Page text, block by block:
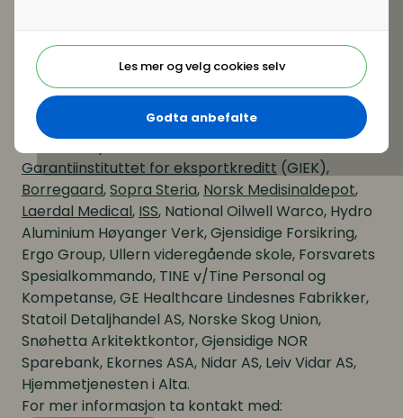
Les mer og velg cookies selv
Godta anbefalte
Development i Aker Solution
Madeleine Winger, HR Norge (Komitesekretær).
Tidligere prisvinnere:
Oljefondet,
Aars og Møller Medvind
Garantiinstituttet for eksportkreditt (GIEK),
Borregaard,Sopra Steria, Norsk Medisinaldepot,
Laerdal Medical, ISS, National Oilwell Warco, Hydro
Aluminium Høyanger Verk, Gjensidige Forsikring,
Ergo Group, Ullern videregående skole, Forsvarets
Spesialkommando, TINE v/Tine Personal og
Kompetanse, GE Healthcare Lindesnes Fabrikker,
Statoil Detaljhandel AS, Norske Skog Union,
Snøhetta Arkitektkontor, Gjensidige NOR
Sparebank, Ekornes ASA, Nidar AS, Leiv Vidar AS,
Hjemmetjenesten i Alta.
For mer informasjon ta kontakt med: